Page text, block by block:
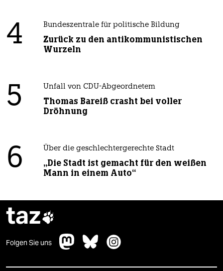
4 Bundeszentrale für politische Bildung
Zurück zu den antikommunistischen
Wurzeln
5 Unfall von CDU-Abgeordnetem
Thomas Bareiß crasht bei voller
Dröhnung
6 Über die geschlechtergerechte Stadt
„Die Stadt ist gemacht für den weißen
Mann in einem Auto“
taz
Folgen Sie uns